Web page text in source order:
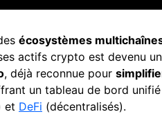
écosystèmes
actifs crypto est devenu
, déjà reconnue pour
un tableau de bord
et DeFi (décentralisés).